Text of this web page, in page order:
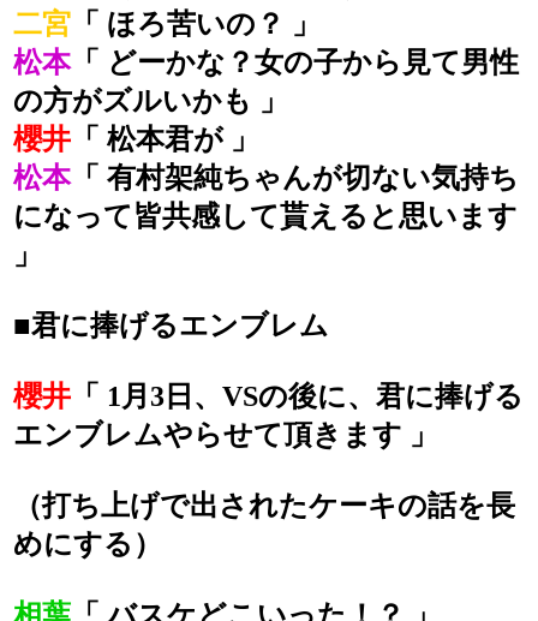
二宮 「 ほろ苦いの？ 」
松本「 どーかな？女の子から見て男性
の方がズルいかも 」
櫻井 「 松本君が 」
松本「 有村架純ちゃんが切ない気持ち
になって皆共感して貰えると思います
」
■君に捧げるエンブレム
櫻井 「 1月3日、VSの後に、君に捧げる
エンブレムやらせて頂きます 」
（打ち上げで出されたケーキの話を長
めにする）